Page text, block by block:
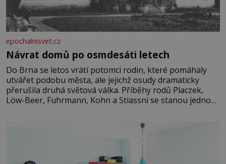
epochalnisvet.cz
Návrat domů po osmdesáti letech
Do Brna se letos vrátí potomci rodin, které pomáhaly
utvářet podobu města, ale jejichž osudy dramaticky
přerušila druhá světová válka. Příběhy rodů Placzek,
Löw-Beer, Fuhrmann, Kohn a Stiassni se stanou jednou
jednoduché. Místa, která si člověk pamatuje z rodinných